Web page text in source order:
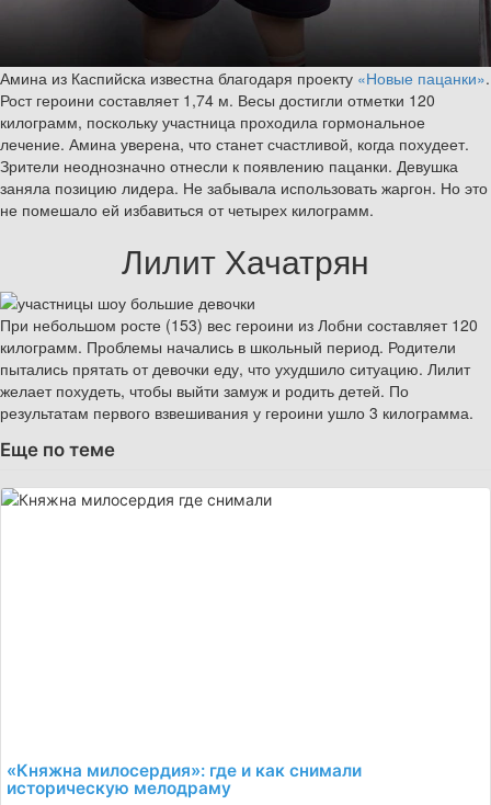
Амина из Каспийска известна благодаря проекту «Новые пацанки».
Рост героини составляет 1,74 м. Весы достигли отметки 120
килограмм, поскольку участница проходила гормональное
лечение. Амина уверена, что станет счастливой, когда похудеет.
Зрители неоднозначно отнесли к появлению пацанки. Девушка
заняла позицию лидера. Не забывала использовать жаргон. Но это
не помешало ей избавиться от четырех килограмм.
Лилит Хачатрян
При небольшом росте (153) вес героини из Лобни составляет 120
килограмм. Проблемы начались в школьный период. Родители
пытались прятать от девочки еду, что ухудшило ситуацию. Лилит
желает похудеть, чтобы выйти замуж и родить детей. По
результатам первого взвешивания у героини ушло 3 килограмма.
Еще по теме
«Княжна милосердия»: где и как снимали
историческую мелодраму